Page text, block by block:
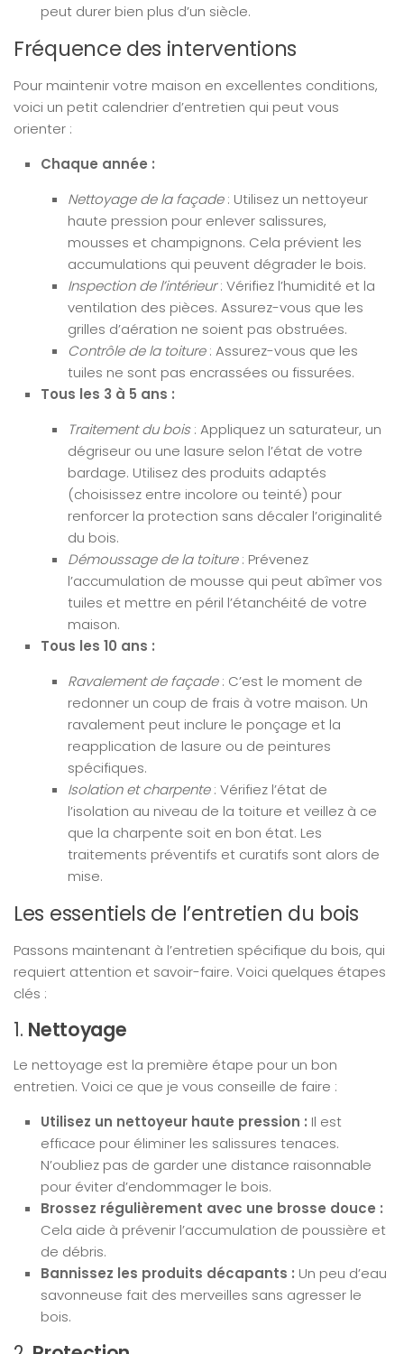
peut durer bien plus d’un siècle.
Fréquence des interventions
Pour maintenir votre maison en excellentes conditions,
voici un petit calendrier d’entretien qui peut vous
orienter :
Chaque année :
Nettoyage de la façade: Utilisez un nettoyeur
haute pression pour enlever salissures,
mousses et champignons. Cela prévient les
accumulations qui peuvent dégrader le bois.
Inspection de l’intérieur: Vérifiez l’humidité et la
ventilation des pièces. Assurez-vous que les
grilles d’aération ne soient pas obstruées.
Contrôle de la toiture: Assurez-vous que les
tuiles ne sont pas encrassées ou fissurées.
Tous les 3 à 5 ans :
Traitement du bois: Appliquez un saturateur, un
dégriseur ou une lasure selon l’état de votre
bardage. Utilisez des produits adaptés
(choisissez entre incolore ou teinté) pour
renforcer la protection sans décaler l’originalité
du bois.
Démoussage de la toiture: Prévenez
l’accumulation de mousse qui peut abîmer vos
tuiles et mettre en péril l’étanchéité de votre
maison.
Tous les 10 ans :
Ravalement de façade: C’est le moment de
redonner un coup de frais à votre maison. Un
ravalement peut inclure le ponçage et la
reapplication de lasure ou de peintures
spécifiques.
Isolation et charpente: Vérifiez l’état de
l’isolation au niveau de la toiture et veillez à ce
que la charpente soit en bon état. Les
traitements préventifs et curatifs sont alors de
mise.
Les essentiels de l’entretien du bois
Passons maintenant à l’entretien spécifique du bois, qui
requiert attention et savoir-faire. Voici quelques étapes
clés :
1. Nettoyage
Le nettoyage est la première étape pour un bon
entretien. Voici ce que je vous conseille de faire :
Utilisez un nettoyeur haute pression : Il est
efficace pour éliminer les salissures tenaces.
N’oubliez pas de garder une distance raisonnable
pour éviter d’endommager le bois.
Brossez régulièrement avec une brosse douce :
Cela aide à prévenir l’accumulation de poussière et
de débris.
Bannissez les produits décapants : Un peu d’eau
savonneuse fait des merveilles sans agresser le
bois.